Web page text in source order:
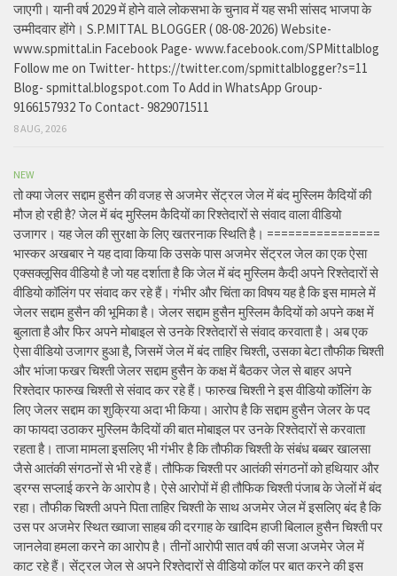
जाएगी। यानी वर्ष 2029 में होने वाले लोकसभा के चुनाव में यह सभी सांसद भाजपा के
उम्मीदवार होंगे। S.P.MITTAL BLOGGER ( 08-08-2026) Website-
www.spmittal.in Facebook Page- www.facebook.com/SPMittalblog
Follow me on Twitter- https://twitter.com/spmittalblogger?s=11
Blog- spmittal.blogspot.com To Add in WhatsApp Group-
9166157932 To Contact- 9829071511
8 AUG, 2026
NEW
तो क्या जेलर सद्दाम हुसैन की वजह से अजमेर सेंट्रल जेल में बंद मुस्लिम कैदियों की
मौज हो रही है? जेल में बंद मुस्लिम कैदियों का रिश्तेदारों से संवाद वाला वीडियो
उजागर। यह जेल की सुरक्षा के लिए खतरनाक स्थिति है। ================
भास्कर अखबार ने यह दावा किया कि उसके पास अजमेर सेंट्रल जेल का एक ऐसा
एक्सक्लूसिव वीडियो है जो यह दर्शाता है कि जेल में बंद मुस्लिम कैदी अपने रिश्तेदारों से
वीडियो कॉलिंग पर संवाद कर रहे हैं। गंभीर और चिंता का विषय यह है कि इस मामले में
जेलर सद्दाम हुसैन की भूमिका है। जेलर सद्दाम हुसैन मुस्लिम कैदियों को अपने कक्ष में
बुलाता है और फिर अपने मोबाइल से उनके रिश्तेदारों से संवाद करवाता है। अब एक
ऐसा वीडियो उजागर हुआ है, जिसमें जेल में बंद ताहिर चिश्ती, उसका बेटा तौफीक चिश्ती
और भांजा फखर चिश्ती जेलर सद्दाम हुसैन के कक्ष में बैठकर जेल से बाहर अपने
रिश्तेदार फारुख चिश्ती से संवाद कर रहे हैं। फारुख चिश्ती ने इस वीडियो कॉलिंग के
लिए जेलर सद्दाम का शुक्रिया अदा भी किया। आरोप है कि सद्दाम हुसैन जेलर के पद
का फायदा उठाकर मुस्लिम कैदियों की बात मोबाइल पर उनके रिश्तेदारों से करवाता
रहता है। ताजा मामला इसलिए भी गंभीर है कि तौफीक चिश्ती के संबंध बब्बर खालसा
जैसे आतंकी संगठनों से भी रहे हैं। तौफिक चिश्ती पर आतंकी संगठनों को हथियार और
ड्रग्स सप्लाई करने के आरोप है। ऐसे आरोपों में ही तौफिक चिश्ती पंजाब के जेलों में बंद
रहा। तौफीक चिश्ती अपने पिता ताहिर चिश्ती के साथ अजमेर जेल में इसलिए बंद है कि
उस पर अजमेर स्थित ख्वाजा साहब की दरगाह के खादिम हाजी बिलाल हुसैन चिश्ती पर
जानलेवा हमला करने का आरोप है। तीनों आरोपी सात वर्ष की सजा अजमेर जेल में
काट रहे हैं। सेंट्रल जेल से अपने रिश्तेदारों से वीडियो कॉल पर बात करने की इस